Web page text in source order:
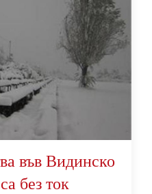
във Видинско
без ток